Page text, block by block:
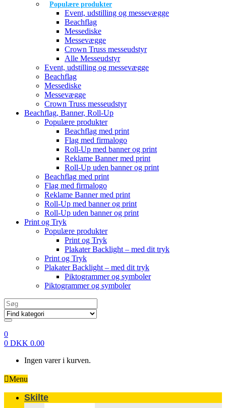
Populære produkter
Event, udstilling og messevægge
Beachflag
Messediske
Messevægge
Crown Truss messeudstyr
Alle Messeudstyr
Event, udstilling og messevægge
Beachflag
Messediske
Messevægge
Crown Truss messeudstyr
Beachflag, Banner, Roll-Up
Populære produkter
Beachflag med print
Flag med firmalogo
Roll-Up med banner og print
Reklame Banner med print
Roll-Up uden banner og print
Beachflag med print
Flag med firmalogo
Reklame Banner med print
Roll-Up med banner og print
Roll-Up uden banner og print
Print og Tryk
Populære produkter
Print og Tryk
Plakater Backlight – med dit tryk
Print og Tryk
Plakater Backlight – med dit tryk
Piktogrammer og symboler
Piktogrammer og symboler
Search
for:
0
0 DKK 0.00
Ingen varer i kurven.
Menu
Skilte